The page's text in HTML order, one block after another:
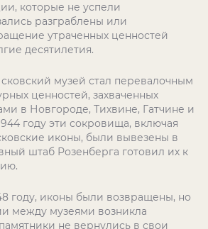
которые не успели
разграблены или
утраченных ценностей
десятилетия.
музей стал перевалочным
ценностей, захваченных
в Новгороде, Тихвине, Гатчине и
году эти сокровища, включая
иконы, были вывезены в
штаб Розенберга готовил их к
году, иконы были возвращены, но
между музеями возникла
не вернулись в свои